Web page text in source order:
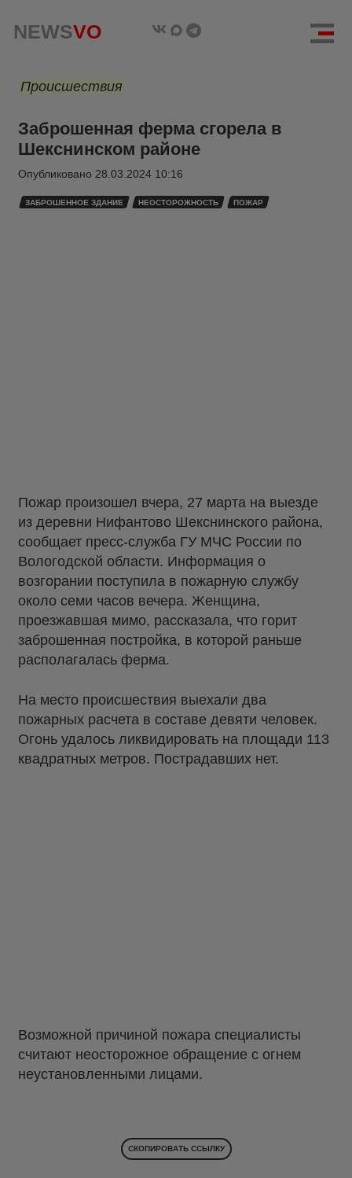
NEWSVO
Происшествия
Заброшенная ферма сгорела в
Шекснинском районе
Опубликовано 28.03.2024 10:16
ЗАБРОШЕННОЕ ЗДАНИЕ НЕОСТОРОЖНОСТЬ ПОЖАР
Пожар произошел вчера, 27 марта на выезде
из деревни Нифантово Шекснинского района,
сообщает пресс-служба ГУ МЧС России по
Вологодской области. Информация о
возгорании поступила в пожарную службу
около семи часов вечера. Женщина,
проезжавшая мимо, рассказала, что горит
заброшенная постройка, в которой раньше
располагалась ферма.
На место происшествия выехали два
пожарных расчета в составе девяти человек.
Огонь удалось ликвидировать на площади 113
квадратных метров. Пострадавших нет.
Возможной причиной пожара специалисты
считают неосторожное обращение с огнем
неустановленными лицами.
СКОПИРОВАТЬ ССЫЛКУ